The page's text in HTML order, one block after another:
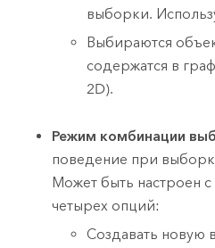
выборки.
Выбираются
содержатся в
2D).
Режим комбинации
поведение при
Может быть настроен
четырех опций:
Создавать новую